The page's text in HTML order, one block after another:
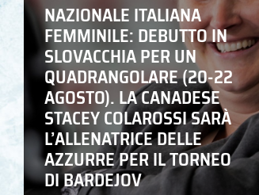
NAZIONALE ITALIANA
FEMMINILE: DEBUTTO IN
SLOVACCHIA PER UN
QUADRANGOLARE (20-22
AGOSTO). LA CANADESE
STACEY COLAROSSI SARÀ
L’ALLENATRICE DELLE
AZZURRE PER IL TORNEO
DI BARDEJOV